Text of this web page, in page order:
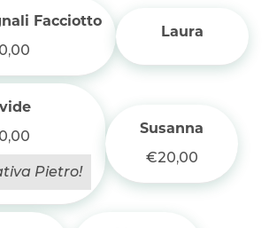
Facciotto
Laura
Pietro!
Susanna
€20,00